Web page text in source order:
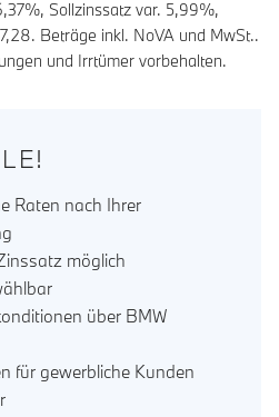
%, Sollzinssatz var. 5,99%,
. Beträge inkl. NoVA und MwSt..
und Irrtümer vorbehalten.
Raten nach Ihrer
möglich
über BMW
für gewerbliche Kunden